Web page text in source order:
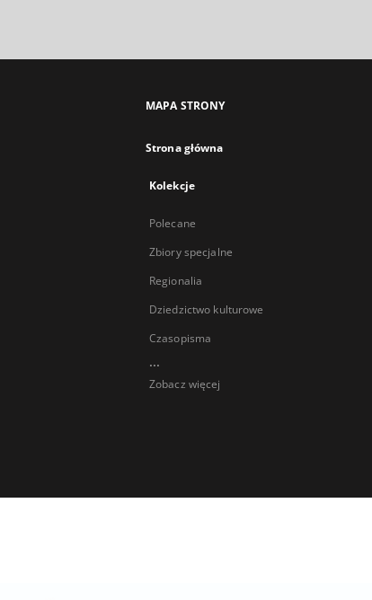
MAPA STRONY
Strona główna
Kolekcje
Polecane
Zbiory specjalne
Regionalia
Dziedzictwo kulturowe
Czasopisma
...
Zobacz więcej